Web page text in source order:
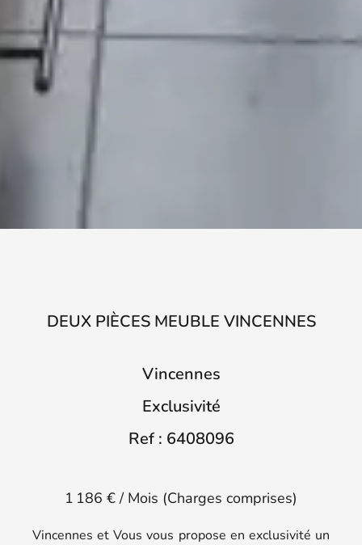
DEUX PIÈCES MEUBLE VINCENNES
Vincennes
Exclusivité
Ref : 6408096
1 186 € / Mois (Charges comprises)
Vincennes et Vous vous propose en exclusivité un